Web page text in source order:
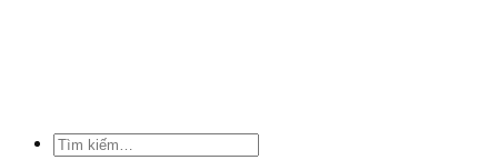
Tìm